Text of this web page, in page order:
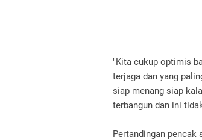
"Kita cukup optimis
terjaga dan yang
siap menang siap
terbangun dan ini
Pertandingan pencak